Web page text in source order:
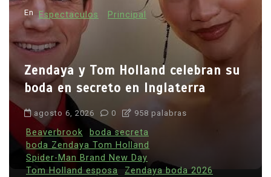
En Espectaculos Principal
Zendaya y Tom Holland celebran su
boda en secreto en Inglaterra
agosto 6, 2026 0 958 palabras
Beaverbrook
boda secreta
boda Zendaya Tom Holland
Spider-Man Brand New Day
Tom Holland esposa
Zendaya boda 2026